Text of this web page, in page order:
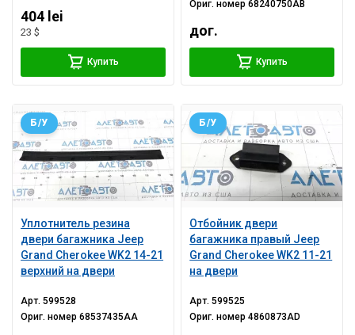
404 lei
23 $
Купить
Ориг. номер68240750AB
дог.
Купить
Уплотнитель резина
двери багажника Jeep
Grand Cherokee WK2 14-21
верхний на двери
Б/У
Арт.599528
Ориг. номер68537435AA
Отбойник двери
багажника правый Jeep
Grand Cherokee WK2 11-21
на двери
Б/У
Арт.599525
Ориг. номер4860873AD